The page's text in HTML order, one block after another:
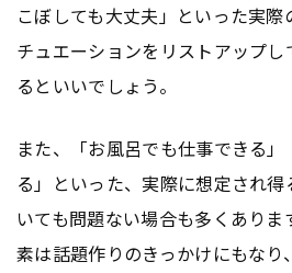
こぼしても大丈夫」といった実
チュエーションをリストアップ
るといいでしょう。
また、「お風呂でも仕事できる
る」といった、実際に想定され
いても問題ない場合も多くあり
素は話題作りのきっかけにもなり、